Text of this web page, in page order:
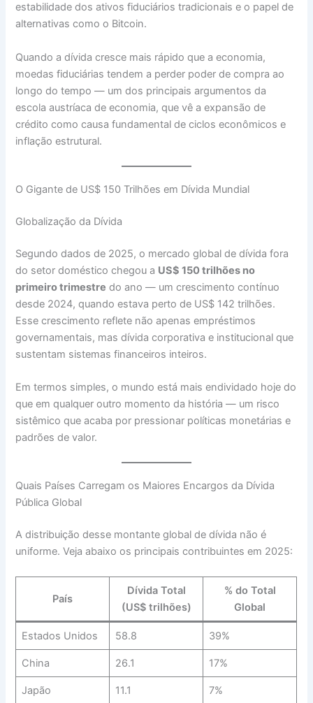
estabilidade dos ativos fiduciários tradicionais e o papel de
alternativas como o Bitcoin.
Quando a dívida cresce mais rápido que a economia,
moedas fiduciárias tendem a perder poder de compra ao
longo do tempo — um dos principais argumentos da
escola austríaca de economia, que vê a expansão de
crédito como causa fundamental de ciclos econômicos e
inflação estrutural.
O Gigante de US$ 150 Trilhões em Dívida Mundial
Globalização da Dívida
Segundo dados de 2025, o mercado global de dívida fora
do setor doméstico chegou a US$ 150 trilhões no
primeiro trimestre do ano — um crescimento contínuo
desde 2024, quando estava perto de US$ 142 trilhões.
Esse crescimento reflete não apenas empréstimos
governamentais, mas dívida corporativa e institucional que
sustentam sistemas financeiros inteiros.
Em termos simples, o mundo está mais endividado hoje do
que em qualquer outro momento da história — um risco
sistêmico que acaba por pressionar políticas monetárias e
padrões de valor.
Quais Países Carregam os Maiores Encargos da Dívida
Pública Global
A distribuição desse montante global de dívida não é
uniforme. Veja abaixo os principais contribuintes em 2025:
País
Dívida Total
(US$ trilhões)
% do Total
Global
Estados Unidos 58.8 39%
China 26.1 17%
Japão 11.1 7%